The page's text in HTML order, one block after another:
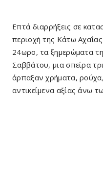
Επτά διαρρήξεις σε
περιοχή της Κάτω
24ωρο, τα ξημερώματα
Σαββάτου, μια σπείρα
άρπαξαν χρήματα,
αντικείμενα αξίας άνω